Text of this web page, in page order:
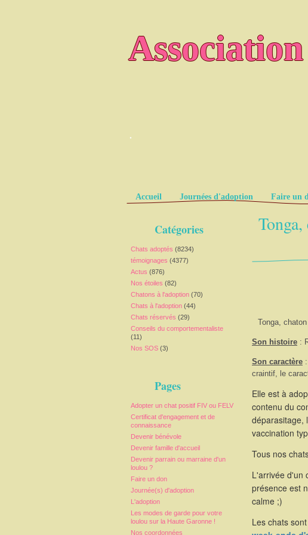
.
Pages
Accueil Journées d'adoption Faire un
Catégories
Chats adoptés (8234)
témoignages (4377)
Actus (876)
Nos étoiles (82)
Chatons à l'adoption (70)
Chats à l'adoption (44)
Chats réservés (29)
Conseils du comportementaliste
(11)
Nos SOS (3)
Pages
Adopter un chat positif FIV ou FELV
Certificat d'engagement et de
connaissance
Devenir bénévole
Devenir famille d'accueil
Devenir parrain ou marraine d'un
loulou ?
Faire un don
Journée(s) d'adoption
L'adoption
Les modes de garde pour votre
loulou sur la Haute Garonne !
Nos coordonnées
Tonga,
Son histoire :
Son caractère
craintif, le
Elle est à
contenu du
déparasitage,
vaccination
Tous nos
L'arrivée d'un
présence est
calme ;)
Les chats